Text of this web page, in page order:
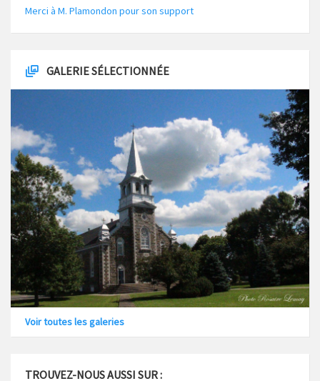
Merci à M. Plamondon pour son support
GALERIE SÉLECTIONNÉE
Voir toutes les galeries
TROUVEZ-NOUS AUSSI SUR :